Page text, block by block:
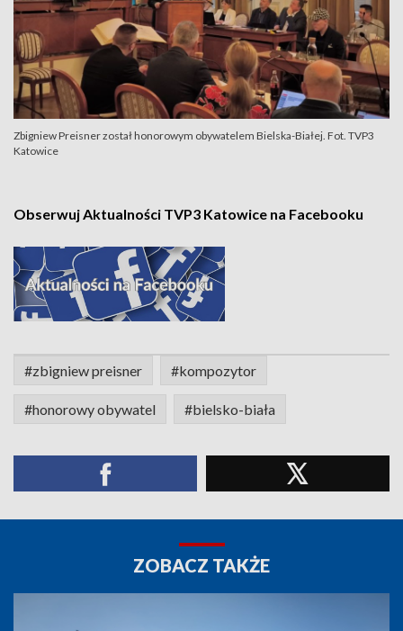
Zbigniew Preisner został honorowym obywatelem Bielska-Białej. Fot. TVP3
Katowice
Obserwuj Aktualności TVP3 Katowice na Facebooku
#zbigniew preisner #kompozytor
#honorowy obywatel #bielsko-biała
ZOBACZ TAKŻE